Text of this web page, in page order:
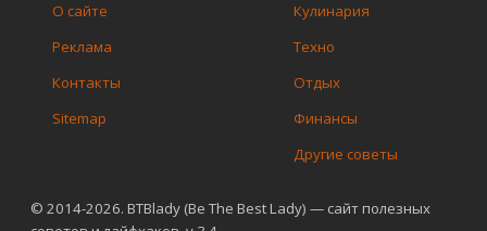
© 2014-2026. BTBlady (Be The Best Lady) — сайт полезных
О сайте
Реклама
Контакты
Sitemap
Кулинария
Техно
Отдых
Финансы
Другие советы